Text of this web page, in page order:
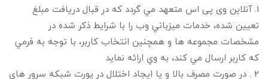
1. آنلاین وی پی اس متعهد مي گردد كه در قبال دريافت مبلغ
تعيين شده، خدمات ميزباني وب را با شرايط ذكر شده در
مشخصات مجموعه ها و همچنين انتخاب كاربر، با توجه به فرمي
كه كاربر ارسال مي كند، به وي ارائه نمايد
2 . در صورت مصرف بالا و یا ایجاد اختلال در پورت شبکه سرور های